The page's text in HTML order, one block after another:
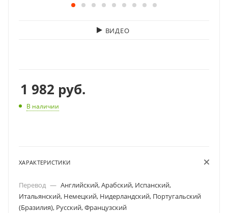
ВИДЕО
1 982 руб.
В наличии
ХАРАКТЕРИСТИКИ
Перевод — Английский, Арабский, Испанский,
Итальянский, Немецкий, Нидерландский, Португальский
(Бразилия), Русский, Французский